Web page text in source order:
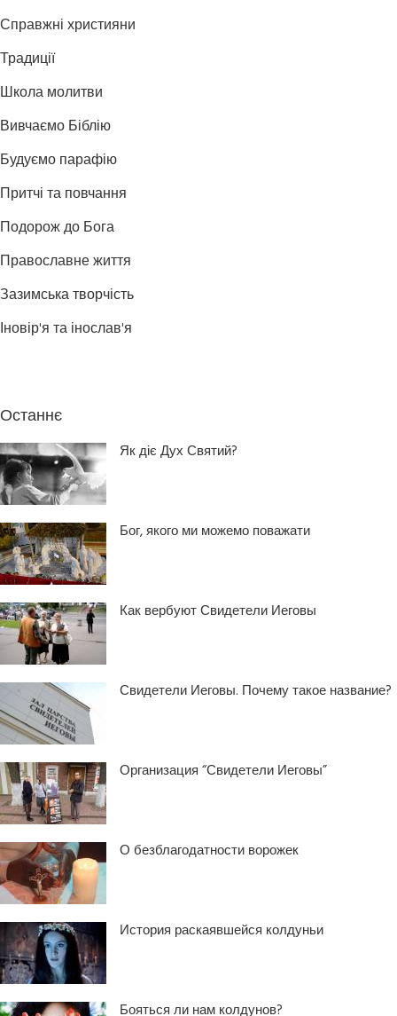
Справжні християни
Традиції
Школа молитви
Вивчаємо Біблію
Будуємо парафію
Притчі та повчання
Подорож до Бога
Православне життя
Зазимська творчість
Іновір'я та інослав'я
Останнє
Як діє Дух Святий?
Бог, якого ми можемо поважати
Как вербуют Свидетели Иеговы
Свидетели Иеговы. Почему такое название?
Организация “Свидетели Иеговы”
О безблагодатности ворожек
История раскаявшейся колдуньи
Бояться ли нам колдунов?